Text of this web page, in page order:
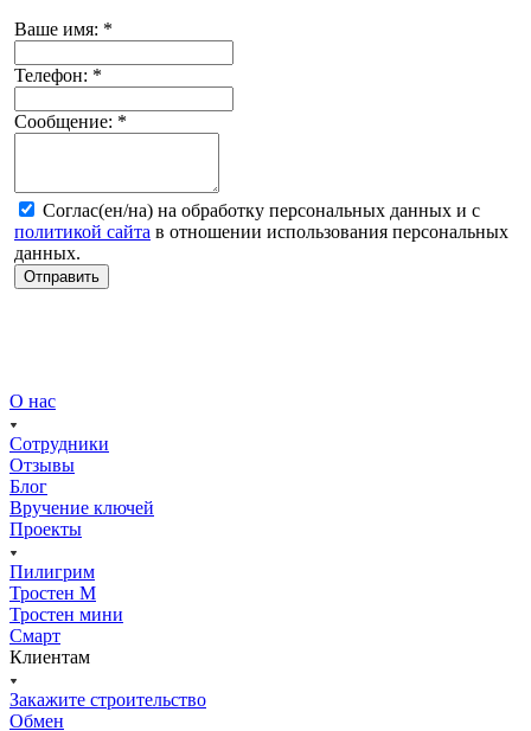
Ваше имя: *
Телефон: *
Сообщение: *
Соглас(ен/на) на обработку персональных данных и с
политикой сайта в отношении использования персональных
данных.
Отправить
О нас
Сотрудники
Отзывы
Блог
Вручение ключей
Проекты
Пилигрим
Тростен М
Тростен мини
Смарт
Клиентам
Закажите строительство
Обмен